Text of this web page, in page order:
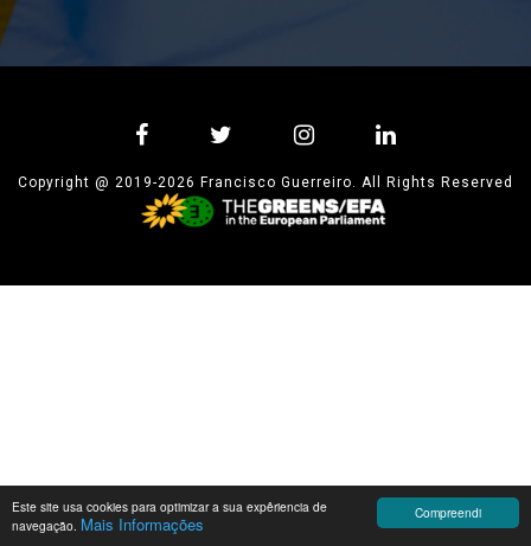
Compreendi
Este site usa cookies para optimizar a sua expêriencia de
navegação. Mais Informações
Copyright @ 2019-2026 Francisco Guerreiro. All Rights Reserved